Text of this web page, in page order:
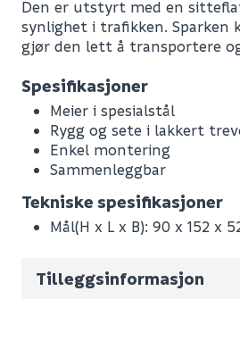
Den er utstyrt med en
synlighet i trafikken. Sparken
gjør den lett å transportere
Spesifikasjoner
Meier i spesialstål
Rygg og sete i lakkert
Enkel montering
Sammenleggbar
Tekniske spesifikasjoner
Mål(H x L x B): 90 x 152 x
Tilleggsinformasjon
Leverandørens varenummer
Nobb No
Vekt pr. stk / m2 (i kg)
Volum